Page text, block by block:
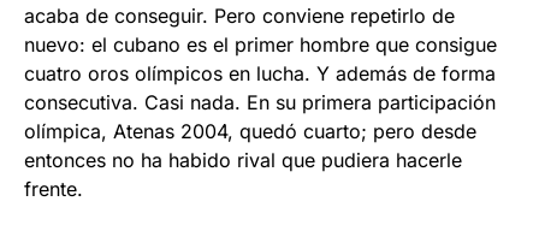
acaba de conseguir. Pero conviene repetirlo de
nuevo: el cubano es el primer hombre que consigue
cuatro oros olímpicos en lucha. Y además de forma
consecutiva. Casi nada. En su primera participación
olímpica, Atenas 2004, quedó cuarto; pero desde
entonces no ha habido rival que pudiera hacerle
frente.